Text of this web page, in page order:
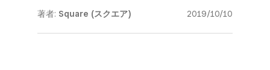
著者: Square (スクエア) 2019/10/10